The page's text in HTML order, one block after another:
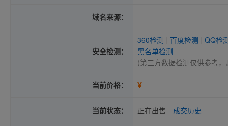
域名来源：
安全检测：
360检测 百度检测
QQ检
黑名单检测
(第三方数据检测仅供参考
当前价格： ¥
当前状态： 正在出售 成交历史